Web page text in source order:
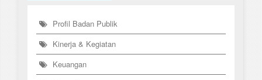
Profil Badan Publik
Kinerja & Kegiatan
Keuangan